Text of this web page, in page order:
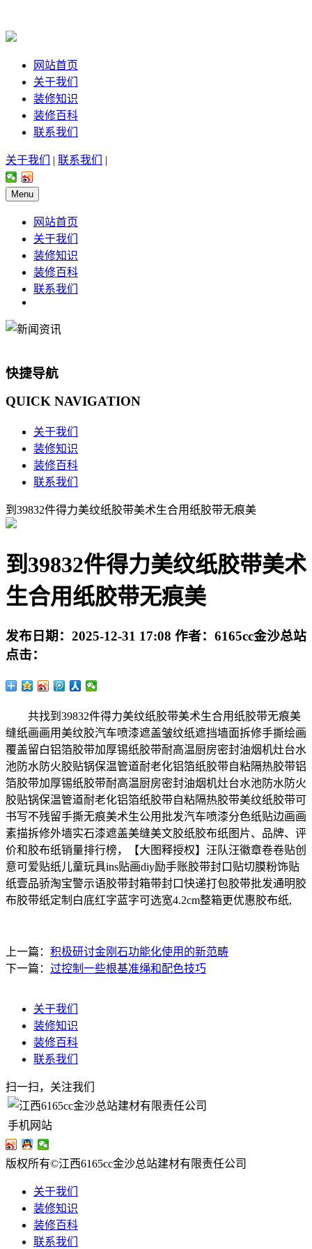
网站首页
关于我们
装修知识
装修百科
联系我们
关于我们 | 联系我们 |
Menu
网站首页
关于我们
装修知识
装修百科
联系我们
快捷导航
QUICK NAVIGATION
关于我们
装修知识
装修百科
联系我们
到39832件得力美纹纸胶带美术生合用纸胶带无痕美
到39832件得力美纹纸胶带美术
生合用纸胶带无痕美
发布日期： 2025-12-31 17:08 作者： 6165cc金沙总站
点击：
共找到39832件得力美纹纸胶带美术生合用纸胶带无痕美
缝纸画画用美纹胶汽车喷漆遮盖皱纹纸遮挡墙面拆修手撕绘画
覆盖留白铝箔胶带加厚锡纸胶带耐高温厨房密封油烟机灶台水
池防水防火胶贴锅保温管道耐老化铝箔纸胶带自粘隔热胶带铝
箔胶带加厚锡纸胶带耐高温厨房密封油烟机灶台水池防水防火
胶贴锅保温管道耐老化铝箔纸胶带自粘隔热胶带美纹纸胶带可
书写不残留手撕无痕美术生公用批发汽车喷漆分色纸贴边画画
素描拆修外墙实石漆遮盖美缝美文胶纸胶布纸图片、品牌、评
价和胶布纸销量排行榜，【大图释授权】汪队汪徽章卷卷贴创
意可爱贴纸儿童玩具ins贴画diy励手账胶带封口贴切膜粉饰贴
纸壹品骄淘宝警示语胶带封箱带封口快递打包胶带批发通明胶
布胶带纸定制白底红字蓝字可选宽4.2cm整箱更优惠胶布纸,
上一篇： 积极研讨金刚石功能化使用的新范畴
下一篇： 过控制一些根基准绳和配色技巧
关于我们
装修知识
装修百科
联系我们
扫一扫，关注我们
手机网站
版权所有©江西6165cc金沙总站建材有限责任公司
关于我们
装修知识
装修百科
联系我们